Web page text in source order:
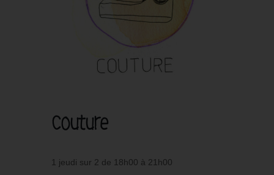
Couture
1 jeudi sur 2 de 18h00 à 21h00